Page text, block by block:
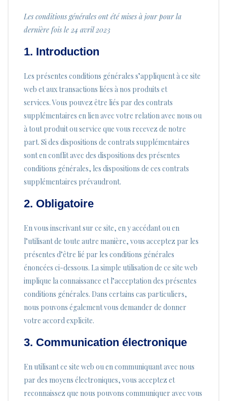
Les conditions générales ont été mises à jour pour la
dernière fois le 24 avril 2023
1. Introduction
Les présentes conditions générales s’appliquent à ce site
web et aux transactions liées à nos produits et
services. Vous pouvez être liés par des contrats
supplémentaires en lien avec votre relation avec nous ou
à tout produit ou service que vous recevez de notre
part. Si des dispositions de contrats supplémentaires
sont en conflit avec des dispositions des présentes
conditions générales, les dispositions de ces contrats
supplémentaires prévaudront.
2. Obligatoire
En vous inscrivant sur ce site, en y accédant ou en
l’utilisant de toute autre manière, vous acceptez par les
présentes d’être lié par les conditions générales
énoncées ci-dessous. La simple utilisation de ce site web
implique la connaissance et l’acceptation des présentes
conditions générales. Dans certains cas particuliers,
nous pouvons également vous demander de donner
votre accord explicite.
3. Communication électronique
En utilisant ce site web ou en communiquant avec nous
par des moyens électroniques, vous acceptez et
reconnaissez que nous pouvons communiquer avec vous